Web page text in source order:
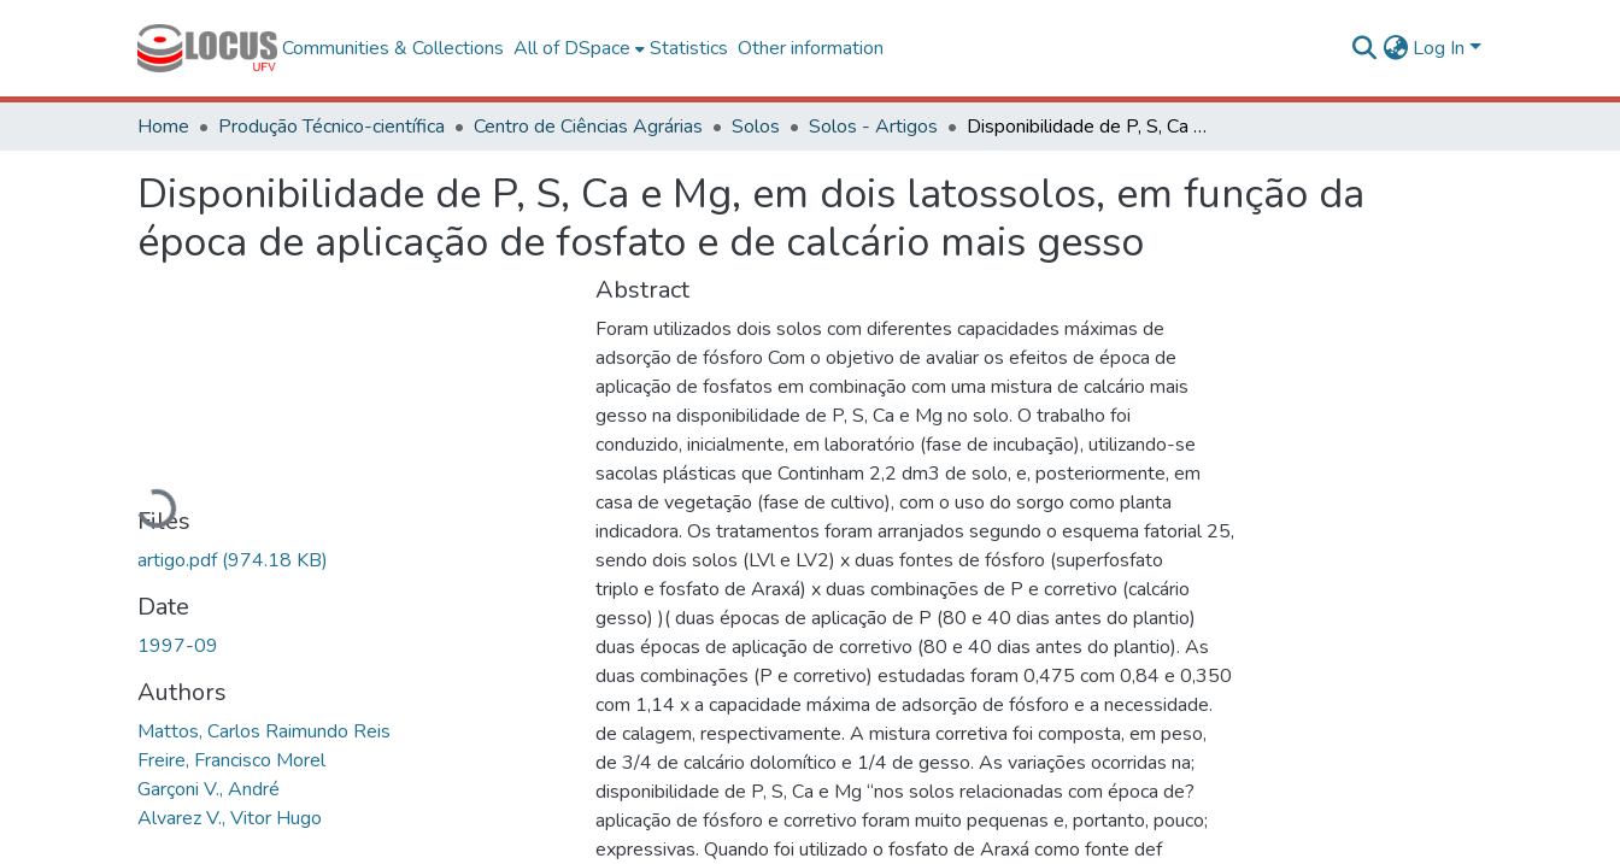
Communities & Collections All of DSpace Statistics Other information Log In
Home Produção Técnico-científica Centro de Ciências Agrárias Solos Solos - Artigos Disponibilidade de P, S, Ca e Mg, em dois latossolos, em função da época de aplicação de fosfato e de calcário mais gesso
Disponibilidade de P, S, Ca e Mg, em dois latossolos, em função da
época de aplicação de fosfato e de calcário mais gesso
Loading...
Files
artigo.pdf(974.18 KB)
Date
1997-09
Authors
Mattos, Carlos Raimundo Reis
Freire, Francisco Morel
Garçoni V., André
Alvarez V., Vitor Hugo
Abstract
Foram utilizados dois solos com diferentes capacidades máximas de
adsorção de fósforo Com o objetivo de avaliar os efeitos de época de
aplicação de fosfatos em combinação com uma mistura de calcário mais
gesso na disponibilidade de P, S, Ca e Mg no solo. O trabalho foi
conduzido, inicialmente, em laboratório (fase de incubação), utilizando-se
sacolas plásticas que Continham 2,2 dm3 de solo, e, posteriormente, em
casa de vegetação (fase de cultivo), com o uso do sorgo como planta
indicadora. Os tratamentos foram arranjados segundo o esquema fatorial 25,
sendo dois solos (LVl e LV2) x duas fontes de fósforo (superfosfato
triplo e fosfato de Araxá) x duas combinações de P e corretivo (calcário
gesso) )( duas épocas de aplicação de P (80 e 40 dias antes do plantio)
duas épocas de aplicação de corretivo (80 e 40 dias antes do plantio). As
duas combinações (P e corretivo) estudadas foram 0,475 com 0,84 e 0,350
com 1,14 x a capacidade máxima de adsorção de fósforo e a necessidade.
de calagem, respectivamente. A mistura corretiva foi composta, em peso,
de 3/4 de calcário dolomítico e 1/4 de gesso. As variações ocorridas na;
disponibilidade de P, S, Ca e Mg “nos solos relacionadas com época de?
aplicação de fósforo e corretivo foram muito pequenas e, portanto, pouco;
expressivas. Quando foi utilizado o fosfato de Araxá como fonte def